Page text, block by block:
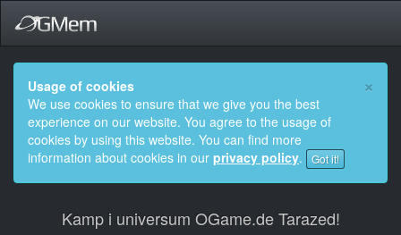
×
Usage of cookies
We use cookies to ensure that we give you the best
experience on our website. You agree to the usage of
cookies by using this website. You can find more
information about cookies in our privacy policy. Got it!
Kamp i universum OGame.de Tarazed!